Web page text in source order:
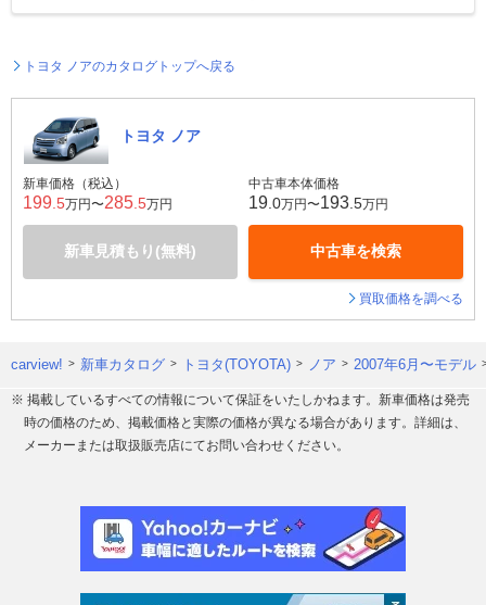
トヨタ ノアのカタログトップへ戻る
トヨタ ノア
新車価格（税込）
199 .5万円〜285 .5万円
新車見積もり(無料)
中古車本体価格
19 .0万円〜193 .5万円
中古車を検索
買取価格を調べる
carview! 新車カタログ トヨタ(TOYOTA) ノア 2007年6月〜モデル
※ 掲載しているすべての情報について保証をいたしかねます。新車価格は発売
時の価格のため、掲載価格と実際の価格が異なる場合があります。詳細は、
メーカーまたは取扱販売店にてお問い合わせください。